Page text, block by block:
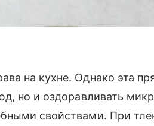
на кухне. Однако эта
но и оздоравливать
свойствами. При